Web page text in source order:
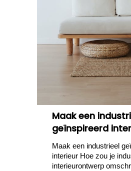
Maak een
geïnspireerd
Maak een industrieel
interieur Hoe zou je
interieurontwerp